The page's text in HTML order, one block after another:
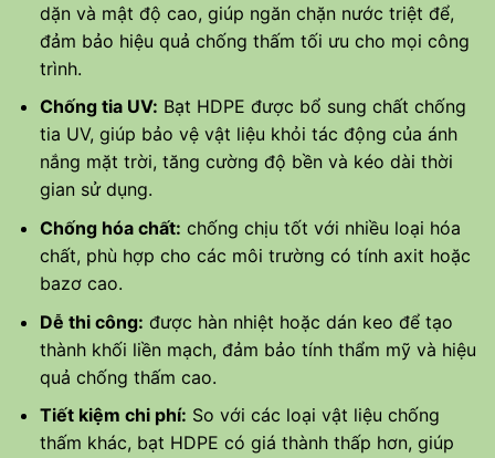
dặn và mật độ cao, giúp ngăn chặn nước triệt để,
đảm bảo hiệu quả chống thấm tối ưu cho mọi công
trình.
Chống tia UV: Bạt HDPE được bổ sung chất chống
tia UV, giúp bảo vệ vật liệu khỏi tác động của ánh
nắng mặt trời, tăng cường độ bền và kéo dài thời
gian sử dụng.
Chống hóa chất: chống chịu tốt với nhiều loại hóa
chất, phù hợp cho các môi trường có tính axit hoặc
bazơ cao.
Dễ thi công: được hàn nhiệt hoặc dán keo để tạo
thành khối liền mạch, đảm bảo tính thẩm mỹ và hiệu
quả chống thấm cao.
Tiết kiệm chi phí: So với các loại vật liệu chống
thấm khác, bạt HDPE có giá thành thấp hơn, giúp